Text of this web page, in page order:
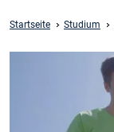
Startseite Studium